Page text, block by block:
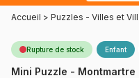
Accueil > Puzzles - Villes et
Rupture de stock Enfant
Mini Puzzle - Montmartre